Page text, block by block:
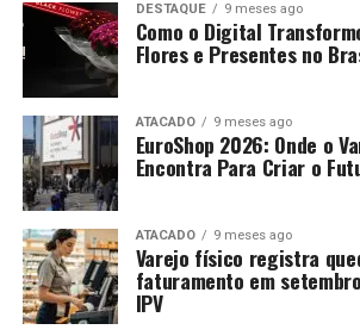
DESTAQUE 9 meses ago
Como o Digital
Flores e Presentes no
ATACADO 9 meses ago
EuroShop 2026: Onde o
Encontra Para Criar o
ATACADO 9 meses ago
Varejo físico registra
faturamento em
IPV